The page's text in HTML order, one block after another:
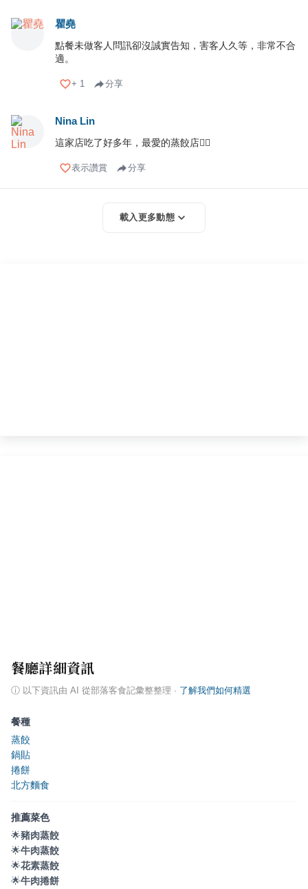
瞿堯
點餐未做客人問訊卻沒誠實告知，害客人久等，非常不合
適。
+ 1 分享
Nina Lin
這家店吃了好多年，最愛的蒸餃店👍🏻
表示讚賞 分享
載入更多動態
餐廳詳細資訊
ⓘ 以下資訊由 AI 從部落客食記彙整整理 · 了解我們如何精選
餐種
蒸餃
鍋貼
捲餅
北方麵食
推薦菜色
🌟豬肉蒸餃
🌟牛肉蒸餃
🌟花素蒸餃
🌟牛肉捲餅